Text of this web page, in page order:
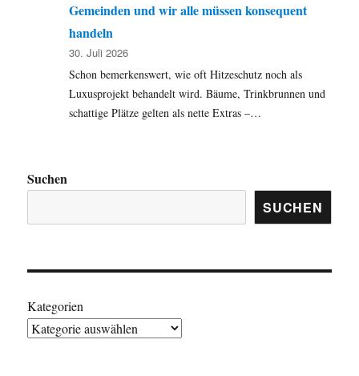
Gemeinden und wir alle müssen konsequent
handeln
30. Juli 2026
Schon bemerkenswert, wie oft Hitzeschutz noch als
Luxusprojekt behandelt wird. Bäume, Trinkbrunnen und
schattige Plätze gelten als nette Extras –…
Suchen
SUCHEN
Kategorien